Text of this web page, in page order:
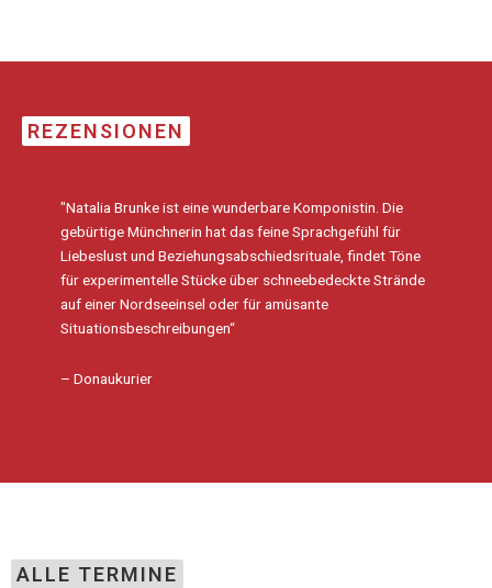
REZENSIONEN
"Natalia Brunke ist eine wunderbare Komponistin. Die
gebürtige Münchnerin hat das feineSprachgefühl für
Liebeslust und Beziehungsabschiedsrituale, findet Töne
für experimentelle Stücke über schneebedeckte Strände
auf einer Nordseeinsel oder für amüsante
Situationsbeschreibungen“
– Donaukurier
ALLE TERMINE